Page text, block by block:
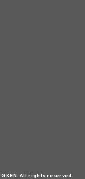
rights reserved.